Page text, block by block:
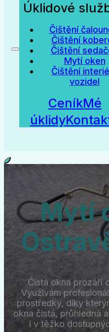
Úklidové
Čištění
Čištění
Čištění
Mytí oken
Čištění
vozidel
CeníkMé
úklidy
Mytí
Čistá okna prozáří
Využívám
prostředky, díky
okna čistá, průhledná
i v těžko